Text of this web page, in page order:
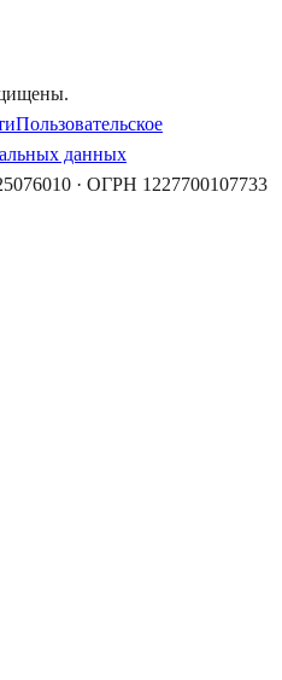
Пользовательское
данных
· ОГРН 1227700107733